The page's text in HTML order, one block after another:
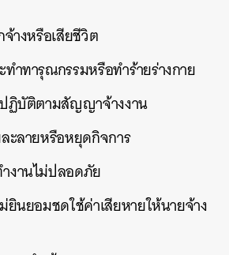
จ้างหรือเสียชีวิต
ทำทารุณกรรมหรือทำร้ายร่างกาย
ฏิบัติตามสัญญาจ้างงาน
ะลายหรือหยุดกิจการ
งานไม่ปลอดภัย
ยินยอมชดใช้ค่าเสียหายให้นายจ้าง